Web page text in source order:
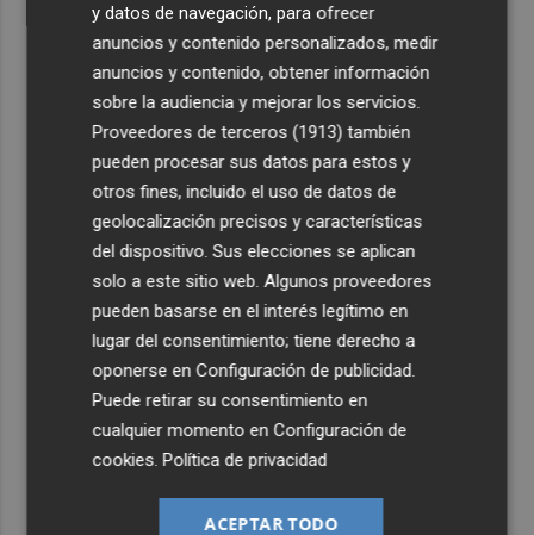
y datos de navegación, para ofrecer
anuncios y contenido personalizados, medir
anuncios y contenido, obtener información
sobre la audiencia y mejorar los servicios.
Proveedores de terceros (1913) también
pueden procesar sus datos para estos y
otros fines, incluido el uso de datos de
geolocalización precisos y características
del dispositivo. Sus elecciones se aplican
solo a este sitio web. Algunos proveedores
pueden basarse en el interés legítimo en
lugar del consentimiento; tiene derecho a
oponerse enConfiguración de publicidad
Puede retirar su consentimiento en
cualquier momento enConfiguración de
cookies .Política de privacidad
ACEPTAR TODO